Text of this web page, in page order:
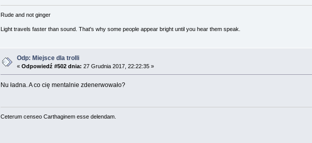
Rude and not ginger
Light travels faster than sound. That's why some people appear bright until you hear them speak.
Odp: Miejsce dla trolli
«Odpowiedź #502 dnia: 27 Grudnia 2017, 22:22:35 »
Nu ładna. A co cię mentalnie zdenerwowało?
Ceterum censeo Carthaginem esse delendam.